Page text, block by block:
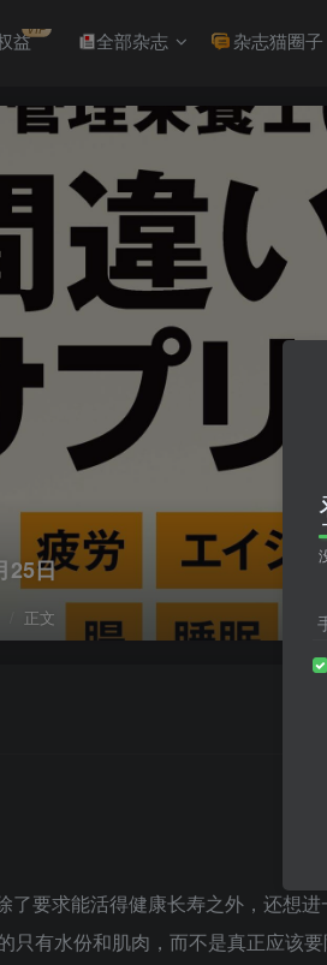
益VIP 全部杂志 杂志猫圈子
25日
正文
了要求能活得健康长寿之外，还想
只有水份和肌肉，而不是真正应该